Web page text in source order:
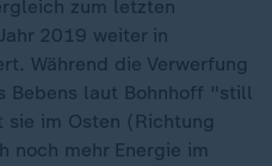
zum letzten
2019 weiter in
Während die Verwerfung
Bebens laut Bohnhoff "still
im Osten (Richtung
mehr Energie im